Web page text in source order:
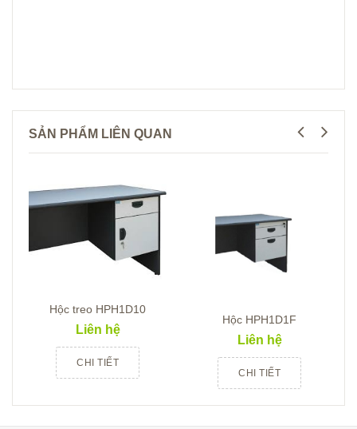
SẢN PHẨM LIÊN QUAN
Hộc treo HPH1D10
Liên hệ
CHI TIẾT
Hộc HPH1D1F
Liên hệ
CHI TIẾT